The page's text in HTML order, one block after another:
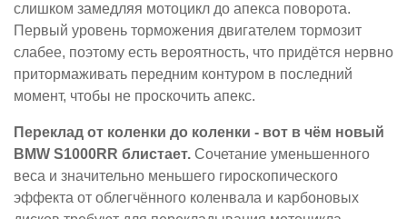
слишком замедляя мотоцикл до апекса поворота.
Первый уровень торможения двигателем тормозит
слабее, поэтому есть вероятность, что придётся нервно
притормаживать передним контуром в последний
момент, чтобы не проскочить апекс.
Переклад от коленки до коленки - вот в чём новый
BMW S1000RR блистает. Сочетание уменьшенного
веса и значительно меньшего гироскопического
эффекта от облегчённого коленвала и карбоновых